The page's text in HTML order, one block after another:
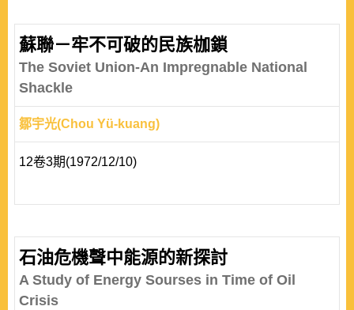
蘇聯－牢不可破的民族枷鎖
The Soviet Union-An Impregnable National
Shackle
鄒宇光(Chou Yü-kuang)
12卷3期(1972/12/10)
石油危機聲中能源的新探討
A Study of Energy Sourses in Time of Oil
Crisis